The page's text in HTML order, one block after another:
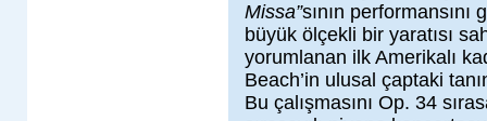
Missa”sının
büyük ölçekli bir yaratısı
yorumlanan ilk Amerikalı
Beach’in ulusal çaptaki
Bu çalışmasını Op. 34